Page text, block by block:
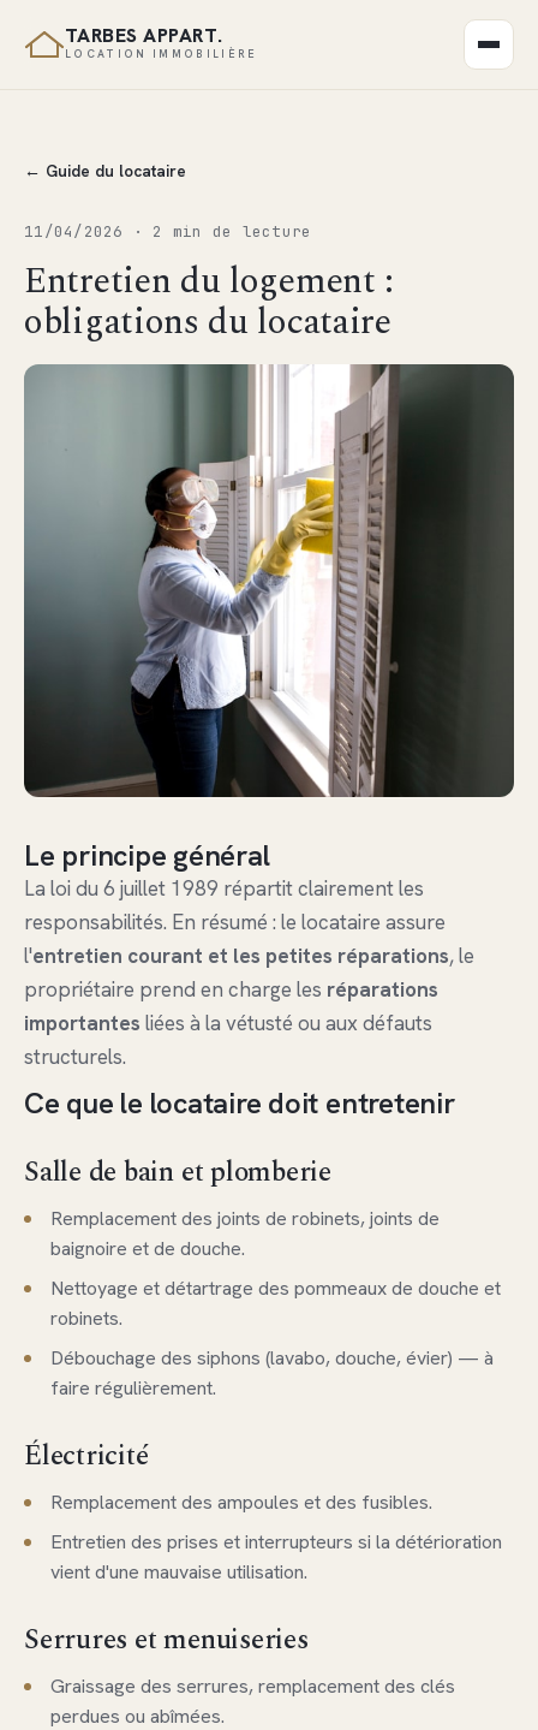
TARBES APPART.
LOCATION IMMOBILIÈRE
← Guide du locataire
11/04/2026 · 2 min de lecture
Entretien du logement :
obligations du locataire
Le principe général
La loi du 6 juillet 1989 répartit clairement les
responsabilités. En résumé : le locataire assure
l'entretien courant et les petites réparations, le
propriétaire prend en charge les réparations
importantes liées à la vétusté ou aux défauts
structurels.
Ce que le locataire doit entretenir
Salle de bain et plomberie
Remplacement des joints de robinets, joints de
baignoire et de douche.
Nettoyage et détartrage des pommeaux de douche et
robinets.
Débouchage des siphons (lavabo, douche, évier) — à
faire régulièrement.
Électricité
Remplacement des ampoules et des fusibles.
Entretien des prises et interrupteurs si la détérioration
vient d'une mauvaise utilisation.
Serrures et menuiseries
Graissage des serrures, remplacement des clés
perdues ou abîmées.